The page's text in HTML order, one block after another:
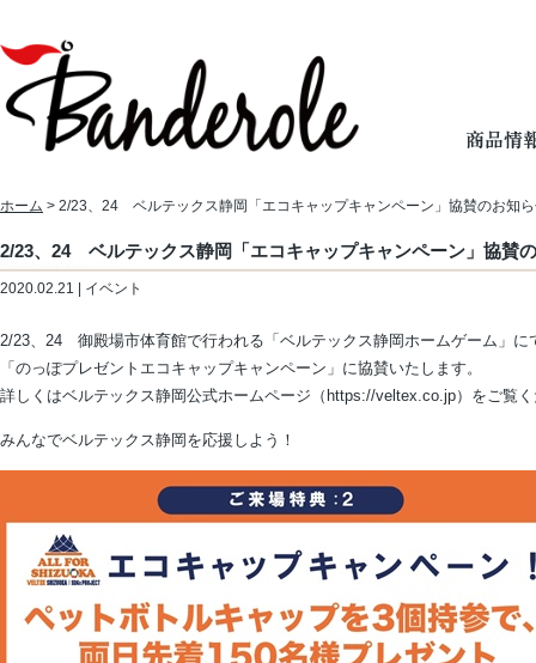
ホーム > 2/23、24 ベルテックス静岡「エコキャップキャンペーン」協賛のお知
2/23、24 ベルテックス静岡「エコキャップキャンペーン」協賛
2020.02.21 | イベント
2/23、24 御殿場市体育館で行われる「ベルテックス静岡ホームゲーム」に
「のっぽプレゼントエコキャップキャンペーン」に協賛いたします。
詳しくはベルテックス静岡公式ホームページ（https://veltex.co.jp）をご覧
みんなでベルテックス静岡を応援しよう！